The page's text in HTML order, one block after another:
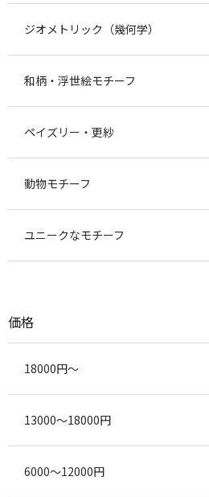
ジオメトリック（幾何学）
和柄・浮世絵モチーフ
ペイズリー・更紗
動物モチーフ
ユニークなモチーフ
価格
18000円～
13000～18000円
6000～12000円